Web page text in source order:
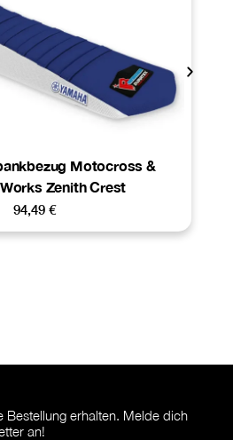
Motocross &
Zenith Crest
94,49 €
Bestellung erhalten. Melde dich
an!